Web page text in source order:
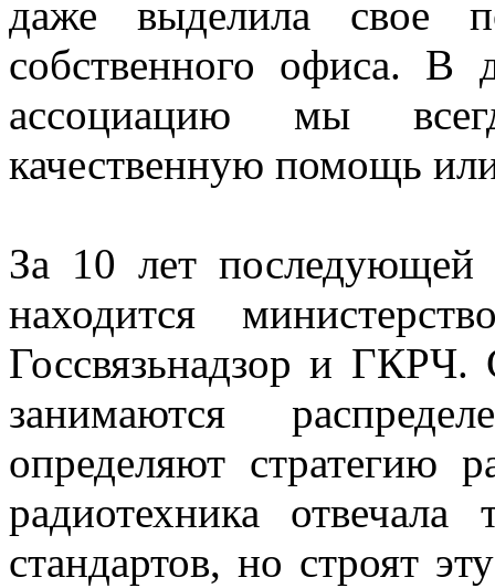
даже выделила свое
собственного офиса.
ассоциацию мы
качественную помощь
За 10 лет
находится
Госсвязьнадзор и ГКРЧ.
занимаются
определяют стратегию
радиотехника отвечала
стандартов, но строят